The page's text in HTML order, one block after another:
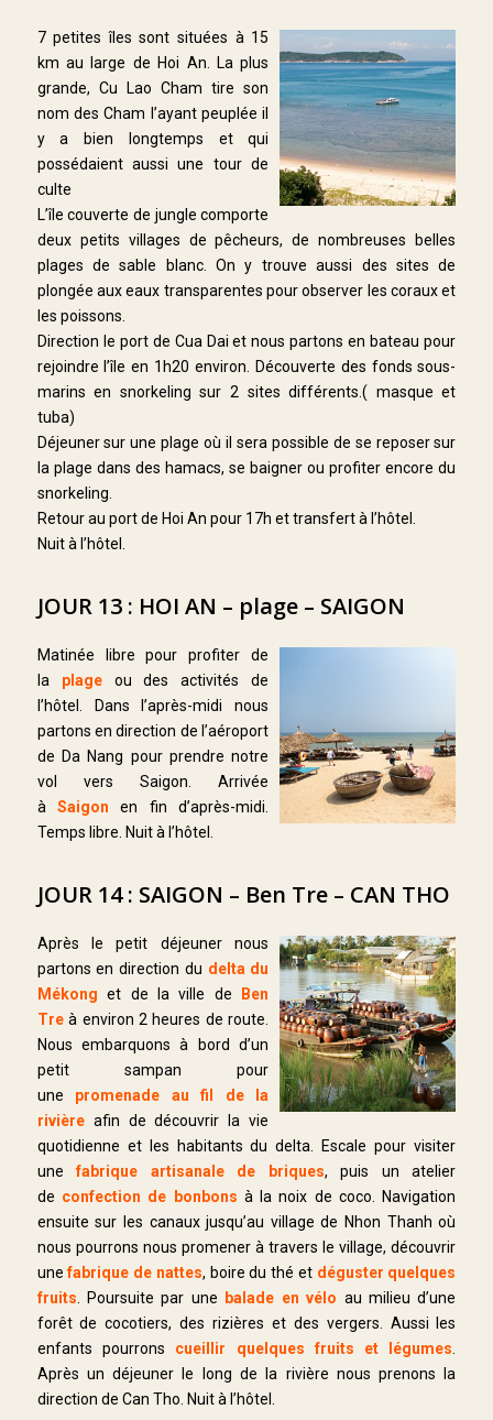
7 petites îles sont situées à 15
km au large de Hoi An. La plus
grande, Cu Lao Cham tire son
nom des Cham l’ayant peuplée il
y a bien longtemps et qui
possédaient aussi une tour de
culte
L’île couverte de jungle comporte
deux petits villages de pêcheurs, de nombreuses belles
plages de sable blanc. On y trouve aussi des sites de
plongée aux eaux transparentes pour observer les coraux et
les poissons.
Direction le port de Cua Dai et nous partons en bateau pour
rejoindre l’île en 1h20 environ. Découverte des fonds sous-
marins en snorkeling sur 2 sites différents.( masque et
tuba)
Déjeuner sur une plage où il sera possible de se reposer sur
la plage dans des hamacs, se baigner ou profiter encore du
snorkeling.
Retour au port de Hoi An pour 17h et transfert à l’hôtel.
Nuit à l’hôtel.
JOUR 13 : HOI AN – plage – SAIGON
Matinée libre pour profiter de
la plageou des activités de
l’hôtel. Dans l’après-midi nous
partons en direction de l’aéroport
de Da Nang pour prendre notre
vol vers Saigon. Arrivée
àSaigon en fin d’après-midi.
Temps libre. Nuit à l’hôtel.
JOUR 14 : SAIGON – Ben Tre – CAN THO
Après le petit déjeuner nous
partons en direction du delta du
Mékong et de la ville de
Ben
Treà environ 2 heures de route.
Nous embarquons à bord d’un
petit sampan pour
une promenade au fil de la
rivièreafin de découvrir la vie
quotidienne et les habitants du delta. Escale pour visiter
unefabrique artisanale de briques, puis un atelier
de confection de bonbons à la noix de coco. Navigation
ensuite sur les canaux jusqu’au village de Nhon Thanh où
nous pourrons nous promener à travers le village, découvrir
unefabrique de nattes, boire du thé et déguster quelques
fruits . Poursuite par une balade en vélo au milieu d’une
forêt de cocotiers, des rizières et des vergers. Aussi les
enfants pourrons cueillir quelques fruits et légumes
Après un déjeuner le long de la rivière nous prenons la
direction de Can Tho. Nuit à l’hôtel.